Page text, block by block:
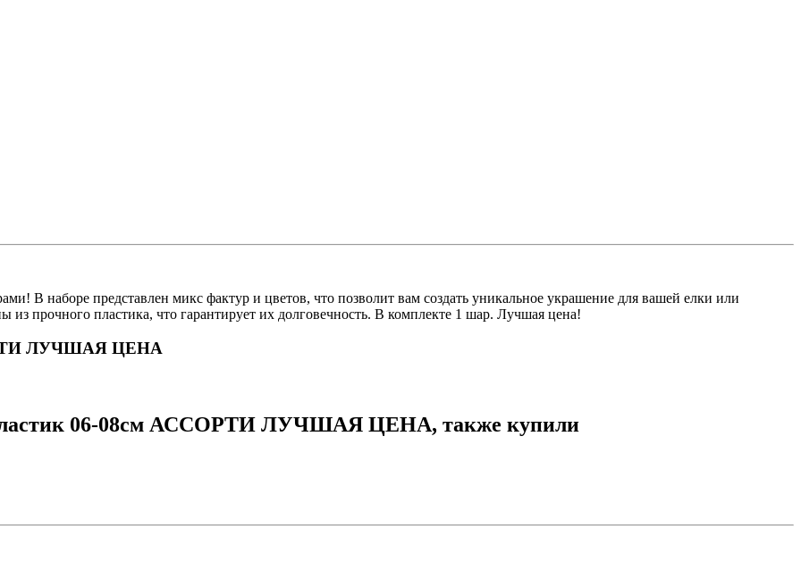
В наборе представлен микс фактур и цветов, что позволит вам создать уникальное украшение для вашей елки или
из прочного пластика, что гарантирует их долговечность. В комплекте 1 шар. Лучшая цена!
ЛУЧШАЯ ЦЕНА
06-08см АССОРТИ ЛУЧШАЯ ЦЕНА, также купили